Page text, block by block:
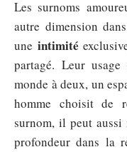
Les surnoms
autre dimension
une intimité
partagé. Leur
monde à deux, un
homme choisit de
surnom, il peut
profondeur dans la